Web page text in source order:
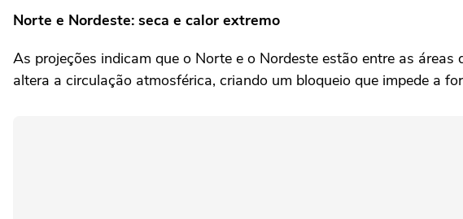
Norte e Nordeste: seca e calor extremo
As projeções indicam que o Norte e o Nordeste estão entre as
altera a circulação atmosférica, criando um bloqueio que impede a